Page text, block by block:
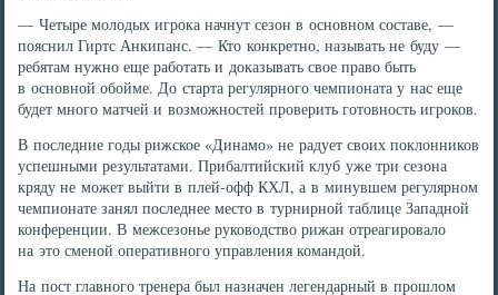
— Четыре молодых игрока начнут сезон в основном составе, —
пояснил Гиртс Анкипанс. — Кто конкретно, называть не буду —
ребятам нужно еще работать и доказывать свое право быть
в основной обойме. До старта регулярного чемпионата у нас еще
будет много матчей и возможностей проверить готовность игроков.
В последние годы рижское «Динамо» не радует своих поклонников
успешными результатами. Прибалтийский клуб уже три сезона
кряду не может выйти в плей-офф КХЛ, а в минувшем регулярном
чемпионате занял последнее место в турнирной таблице Западной
конференции. В межсезонье руководство рижан отреагировало
на это сменой оперативного управления командой.
На пост главного тренера был назначен легендарный в прошлом